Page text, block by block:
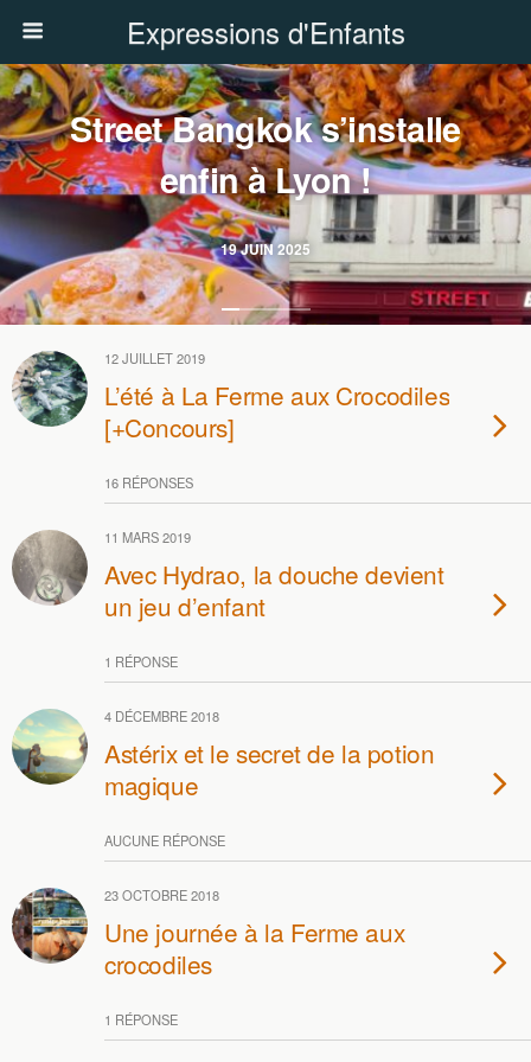
Expressions d'Enfants
19 JUIN 2025
Street Bangkok s’installe
enfin à Lyon !
12 JUILLET 2019
L’été à La Ferme aux Crocodiles
[+Concours]
16 RÉPONSES
11 MARS 2019
Avec Hydrao, la douche devient
un jeu d’enfant
1 RÉPONSE
4 DÉCEMBRE 2018
Astérix et le secret de la potion
magique
AUCUNE RÉPONSE
23 OCTOBRE 2018
Une journée à la Ferme aux
crocodiles
1 RÉPONSE